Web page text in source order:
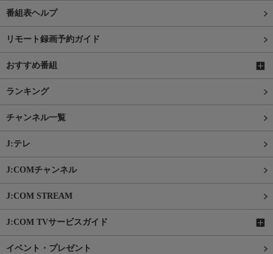
番組表ヘルプ
リモート録画予約ガイド
おすすめ番組
ランキング
チャンネル一覧
J:テレ
J:COMチャンネル
J:COM STREAM
J:COM TVサービスガイド
イベント・プレゼント